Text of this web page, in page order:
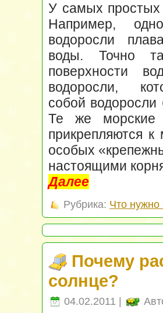
У самых простых
Например,
водоросли
воды. Точно
поверхности
водоросли,
собой водоросли
Те же морские
прикрепляются
особых
настоящими
Далее
Рубрика: Что нужно
Почему
солнце?
04.02.2011 |